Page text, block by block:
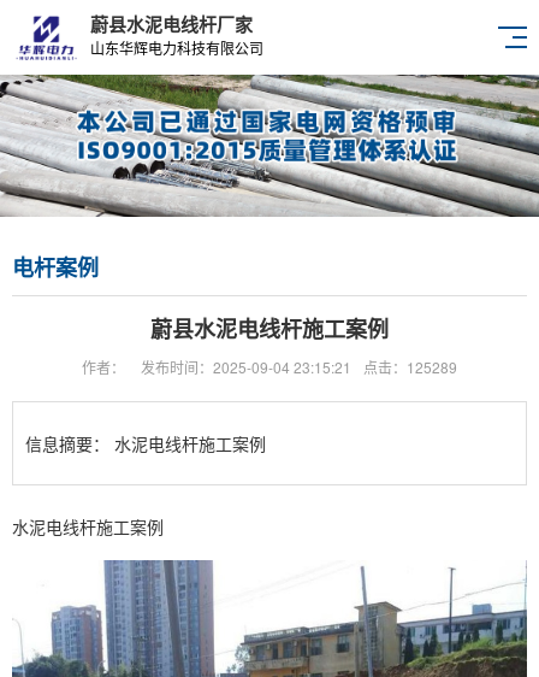
蔚县水泥电线杆厂家
山东华辉电力科技有限公司
电杆案例
蔚县水泥电线杆施工案例
作者： 发布时间：2025-09-04 23:15:21 点击：125289
信息摘要： 水泥电线杆施工案例
水泥电线杆施工案例